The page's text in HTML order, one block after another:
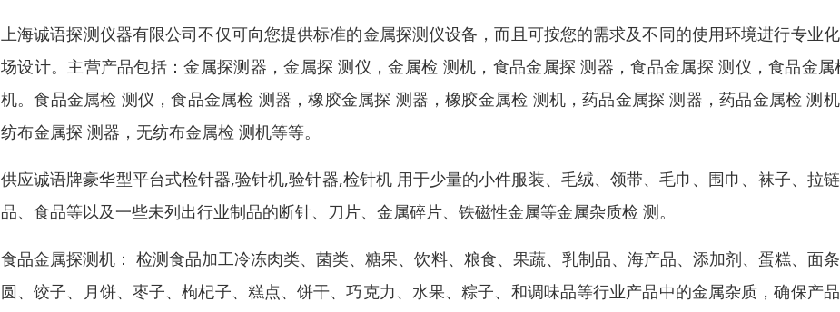
上海诚语探测仪器有限公司不仅可向您提供标准的金属探测仪设备，而且可按您的需求及不同的使用环境进行专业
场设计。主营产品包括：金属探测器，金属探 测仪，金属检 测机，食品金属探 测器，食品金属探 测仪，食品金属
机。食品金属检 测仪，食品金属检 测器，橡胶金属探 测器，橡胶金属检 测机，药品金属探 测器，药品金属检 测
纺布金属探 测器，无纺布金属检 测机等等。
供应诚语牌豪华型平台式检针器,验针机,验针器,检针机 用于少量的小件服装、毛绒、领带、毛巾、围巾、袜子、拉
品、食品等以及一些未列出行业制品的断针、刀片、金属碎片、铁磁性金属等金属杂质检 测。
食品金属探测机： 检测食品加工冷冻肉类、菌类、糖果、饮料、粮食、果蔬、乳制品、海产品、添加剂、蛋糕、面
圆、饺子、月饼、枣子、枸杞子、糕点、饼干、巧克力、水果、粽子、和调味品等行业产品中的金属杂质，确保产